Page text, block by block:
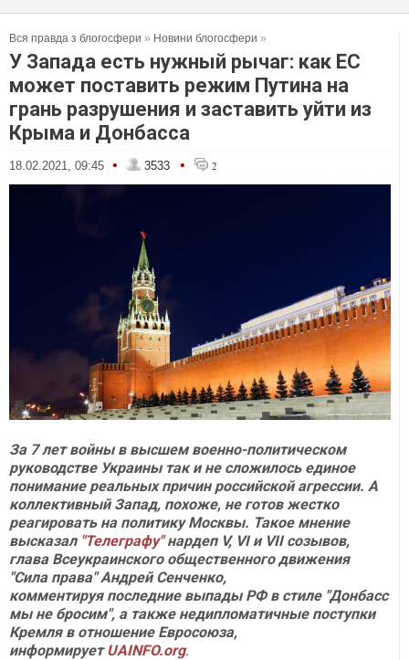
Вся правда з блогосфери » Новини блогосфери »
У Запада есть нужный рычаг: как ЕС
может поставить режим Путина на
грань разрушения и заставить уйти из
Крыма и Донбасса
18.02.2021, 09:45 • 3533 • 2
За 7 лет войны в высшем военно-политическом
руководстве Украины так и не сложилось единое
понимание реальных причин российской агрессии. А
коллективный Запад, похоже, не готов жестко
реагировать на политику Москвы. Такое мнение
высказал "Телеграфу"нардеп V, VI и VII созывов,
глава Всеукраинского общественного движения
"Сила права" Андрей Сенченко,
комментируя последние выпады РФ в стиле "Донбасс
мы не бросим", а также недипломатичные поступки
Кремля в отношение Евросоюза,
информируетUAINFO.org.